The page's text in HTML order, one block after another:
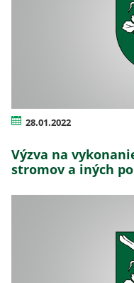
28.01.2022
Výzva na
stromov a iných